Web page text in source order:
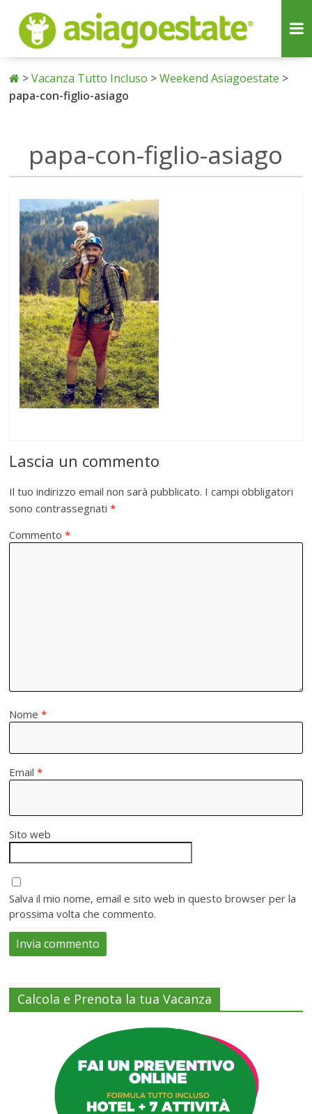
>Vacanza Tutto Incluso >Weekend Asiagoestate >
papa-con-figlio-asiago
papa-con-figlio-asiago
Lascia un commento
Il tuo indirizzo email non sarà pubblicato. I campi obbligatori
sono contrassegnati*
Commento*
Nome*
Email*
Sito web
Salva il mio nome, email e sito web in questo browser per la
prossima volta che commento.
Calcola e Prenota la tua Vacanza